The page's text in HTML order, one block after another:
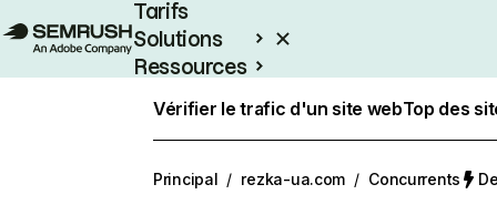
Tarifs
Solutions
Ressources
Vérifier le trafic d'un site webTop des
Principal / rezka-ua.com / Concurrents